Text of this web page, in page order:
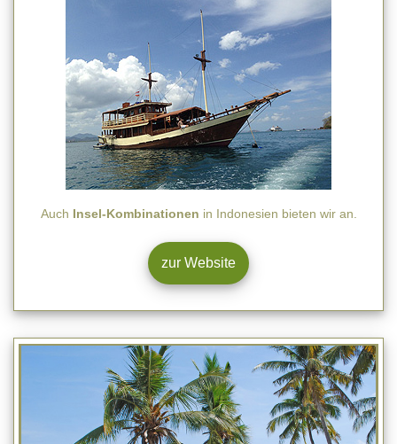
Auch Insel-Kombinationen in Indonesien bieten wir an.
zur Website